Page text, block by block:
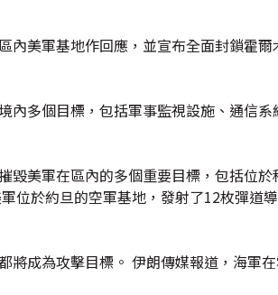
美軍基地作回應，並宣布全面封鎖霍
多個目標，包括軍事監視設施、通信
美軍在區內的多個重要目標，包括位
位於約旦的空軍基地，發射了12枚彈道
成為攻擊目標。 伊朗傳媒報道，海軍